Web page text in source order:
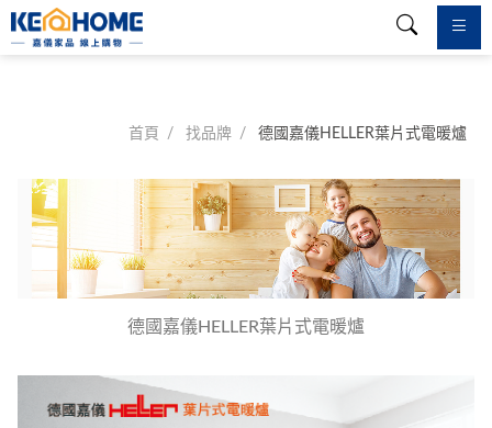
首頁 找品牌 德國嘉儀HELLER葉片式電暖爐
德國嘉儀HELLER葉片式電暖爐